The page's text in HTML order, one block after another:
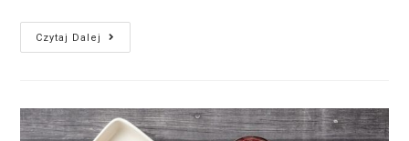
Czytaj Dalej